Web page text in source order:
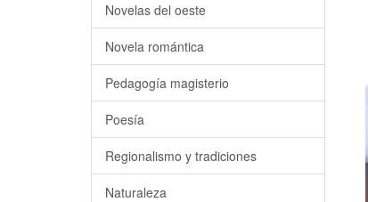
Novelas del oeste
Novela romántica
Pedagogía magisterio
Poesía
Regionalismo y tradiciones
Naturaleza